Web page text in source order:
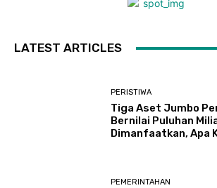
LATEST ARTICLES
PERISTIWA
Tiga Aset Jumbo
Bernilai Puluhan
Dimanfaatkan, Apa
PEMERINTAHAN